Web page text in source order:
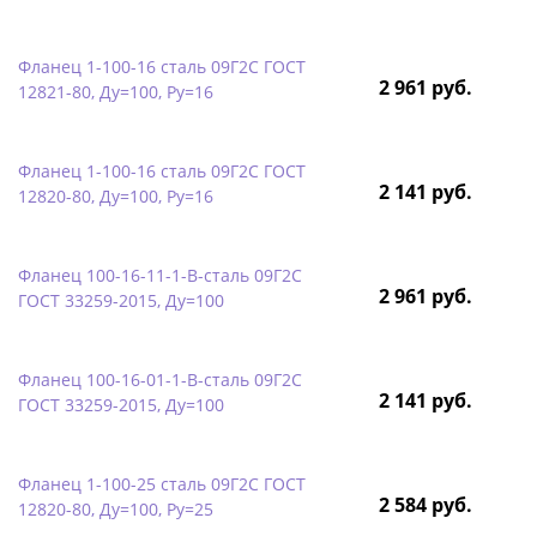
Фланец 1-100-16 сталь 09Г2С ГОСТ
12821-80, Ду=100, Ру=16
2 961 руб.
Фланец 1-100-16 сталь 09Г2С ГОСТ
12820-80, Ду=100, Ру=16
2 141 руб.
Фланец 100-16-11-1-B-сталь 09Г2С
ГОСТ 33259-2015, Ду=100
2 961 руб.
Фланец 100-16-01-1-B-сталь 09Г2С
ГОСТ 33259-2015, Ду=100
2 141 руб.
Фланец 1-100-25 сталь 09Г2С ГОСТ
12820-80, Ду=100, Ру=25
2 584 руб.